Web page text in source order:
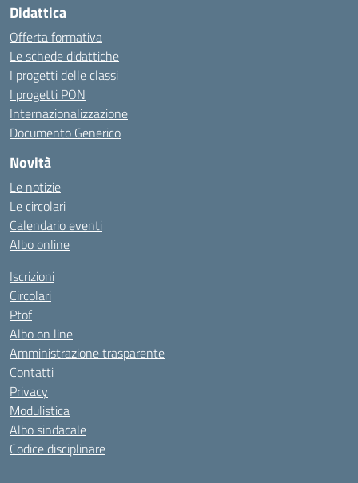
Didattica
Offerta formativa
Le schede didattiche
I progetti delle classi
I progetti PON
Internazionalizzazione
Documento Generico
Novità
Le notizie
Le circolari
Calendario eventi
Albo online
Iscrizioni
Circolari
Ptof
Albo on line
Amministrazione trasparente
Contatti
Privacy
Modulistica
Albo sindacale
Codice disciplinare